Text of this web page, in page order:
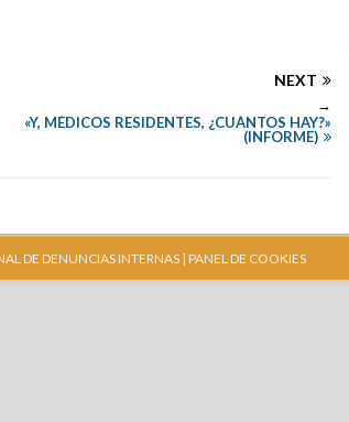
NEXT
→
«Y, MÉDICOS RESIDENTES, ¿CUÁNTOS HAY?»
(INFORME)
DE DENUNCIAS INTERNAS| PANEL DE COOKIES